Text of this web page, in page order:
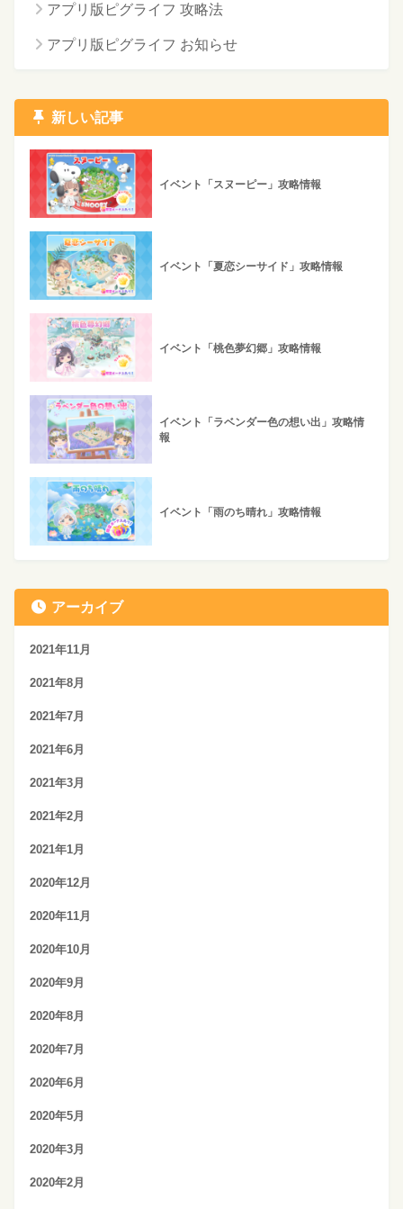
アプリ版ピグライフ 攻略法
アプリ版ピグライフ お知らせ
新しい記事
イベント「スヌーピー」攻略情報
イベント「夏恋シーサイド」攻略情報
イベント「桃色夢幻郷」攻略情報
イベント「ラベンダー色の想い出」攻略情
報
イベント「雨のち晴れ」攻略情報
アーカイブ
2021年11月
2021年8月
2021年7月
2021年6月
2021年3月
2021年2月
2021年1月
2020年12月
2020年11月
2020年10月
2020年9月
2020年8月
2020年7月
2020年6月
2020年5月
2020年3月
2020年2月